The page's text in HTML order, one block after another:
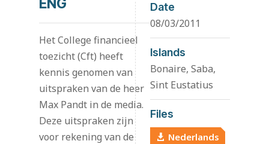
Het College financieel
toezicht (Cft) heeft
kennis genomen van
uitspraken van de heer
Max Pandt in de media.
Deze uitspraken zijn
voor rekening van de
Date
08/03/2011
Islands
Bonaire, Saba,
Sint Eustatius
Files
Nederlands